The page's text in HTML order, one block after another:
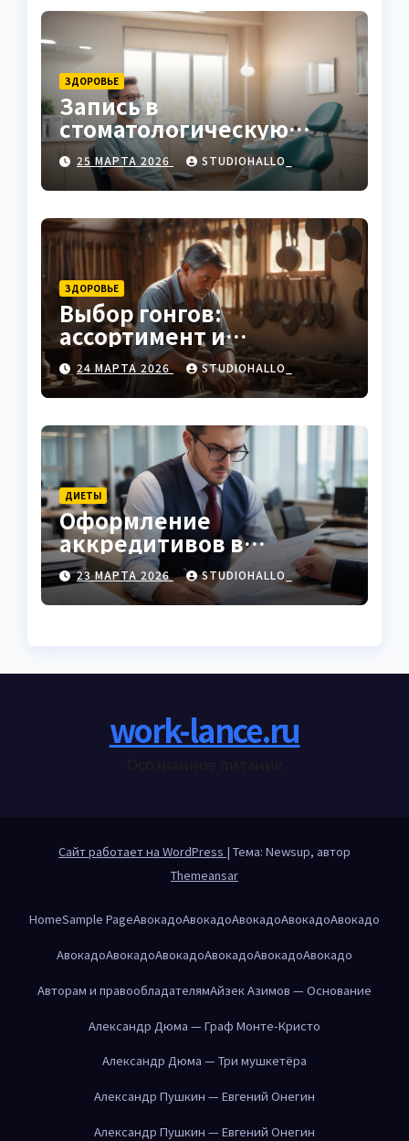
ЗДОРОВЬЕ
Запись в
стоматологическую
клинику
25 МАРТА 2026 STUDIOHALLO_
ЗДОРОВЬЕ
Выбор гонгов:
ассортимент и
характеристики
24 МАРТА 2026 STUDIOHALLO_
ДИЕТЫ
Оформление
аккредитивов в
международной
торговле
23 МАРТА 2026 STUDIOHALLO_
work-lance.ru
Сайт работает на WordPress | Тема: Newsup, автор
Themeansar
HomeSample PageАвокадоАвокадоАвокадоАвокадоАвокадо
АвокадоАвокадоАвокадоАвокадоАвокадоАвокадо
Авторам и правообладателямАйзек Азимов — Основание
Александр Дюма — Граф Монте-Кристо
Александр Дюма — Три мушкетёра
Александр Пушкин — Евгений Онегин
Александр Пушкин — Евгений Онегин